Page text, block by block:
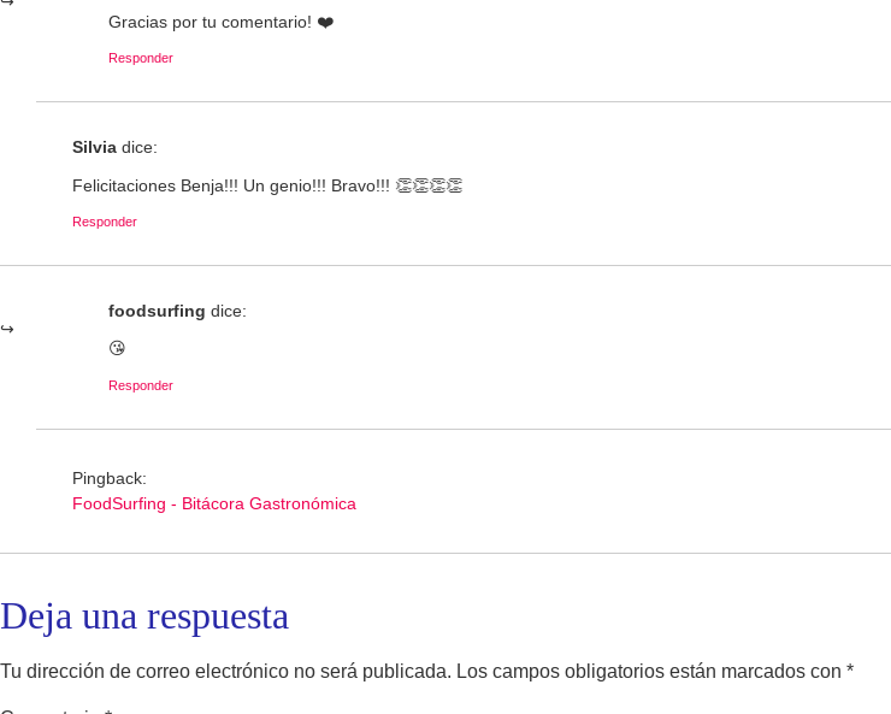
Gracias por tu comentario! ❤️
Responder
Silvia dice:
Felicitaciones Benja!!! Un genio!!! Bravo!!! 👏👏👏👏
Responder
foodsurfing dice:
😘
Responder
Pingback:
FoodSurfing - Bitácora Gastronómica
Deja una respuesta
Tu dirección de correo electrónico no será publicada. Los campos obligatorios están marcados con *